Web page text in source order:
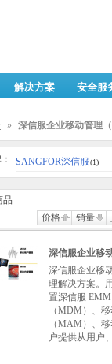
解决方案 安全服
» 深信服企业移动管理
SANGFOR深信服(1)
品
价格
销量
深信服企业移
深信服企业移
理解决方案。
置深信服
（MDM）、
（MAM）、
户提供从用户